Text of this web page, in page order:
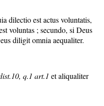
dilectio est actus voluntatis,
voluntas ; secundo, si Deus
diligit omnia aequaliter.
q.1 art.1 et aliqualiter